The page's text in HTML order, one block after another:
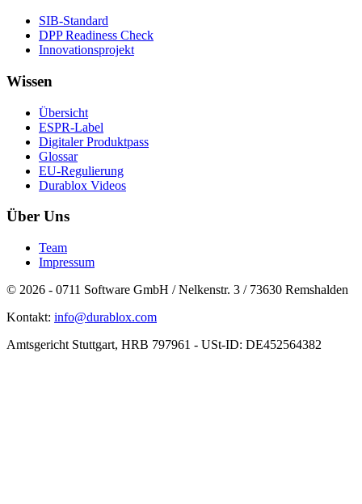
SIB-Standard
DPP Readiness Check
Innovationsprojekt
Wissen
Übersicht
ESPR-Label
Digitaler Produktpass
Glossar
EU-Regulierung
Durablox Videos
Über Uns
Team
Impressum
© 2026 - 0711 Software GmbH / Nelkenstr. 3 / 73630 Remshalden
Kontakt: moc.xolbarud@ofni
Amtsgericht Stuttgart, HRB 797961 - USt-ID: DE452564382